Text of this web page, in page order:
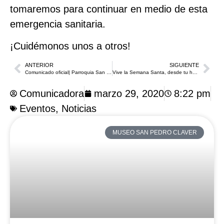
tomaremos para continuar en medio de esta
emergencia sanitaria.
¡Cuidémonos unos a otros!
ANTERIOR SIGUIENTE
Comunicadora marzo 29, 2020
8:22 pm
Eventos, Noticias
MUSEO SAN PEDRO CLAVER